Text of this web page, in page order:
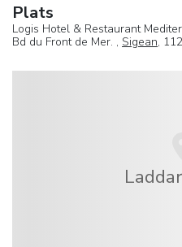
Plats
Logis Hotel & Restaurant
Bd du Front de Mer. , Sigean,